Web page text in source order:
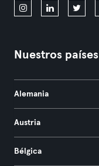
Nuestros países
Alemania
Austria
Bélgica